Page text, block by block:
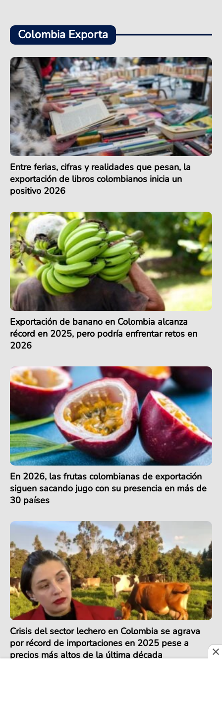
Colombia Exporta
Entre ferias, cifras y realidades que pesan, la
exportación de libros colombianos inicia un
positivo 2026
Exportación de banano en Colombia alcanza
récord en 2025, pero podría enfrentar retos en
2026
En 2026, las frutas colombianas de exportación
siguen sacando jugo con su presencia en más de
30 países
Crisis del sector lechero en Colombia se agrava
por récord de importaciones en 2025 pese a
precios más altos de la última década